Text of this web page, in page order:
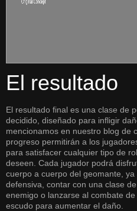
El resultado
El resultado final es una clase de
decidido, diseñado para infligir
mencionamos en nuestro blog de
progreso permitirán a los
para satisfacer cualquier tipo de
deseen. Cada jugador podrá
cuerpo a cuerpo del geomante,
defensiva, contar con una clase
enemigo o lanzarse al combate
escudo para aumentar el daño.